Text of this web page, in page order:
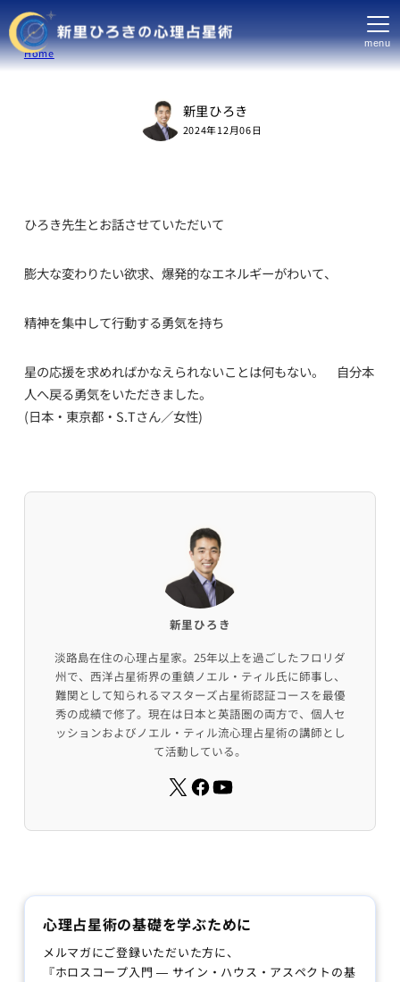
menu
Home
新里ひろき
2024年12月06日
ひろき先生とお話させていただいて
膨大な変わりたい欲求、爆発的なエネルギーがわいて、
精神を集中して行動する勇気を持ち
星の応援を求めればかなえられないことは何もない。 自分本
人へ戻る勇気をいただきました。
(日本・東京都・S.Tさん／女性)
新里ひろき
淡路島在住の心理占星家。25年以上を過ごしたフロリダ
州で、西洋占星術界の重鎮ノエル・ティル氏に師事し、
難関として知られるマスターズ占星術認証コースを最優
秀の成績で修了。現在は日本と英語圏の両方で、個人セ
ッションおよびノエル・ティル流心理占星術の講師とし
て活動している。
心理占星術の基礎を学ぶために
メルマガにご登録いただいた方に、
『ホロスコープ入門 — サイン・ハウス・アスペクトの基